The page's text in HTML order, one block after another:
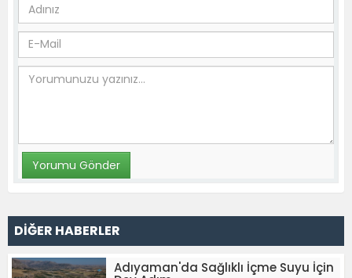
DİĞER HABERLER
Adıyaman'da Sağlıklı İçme Suyu İçin